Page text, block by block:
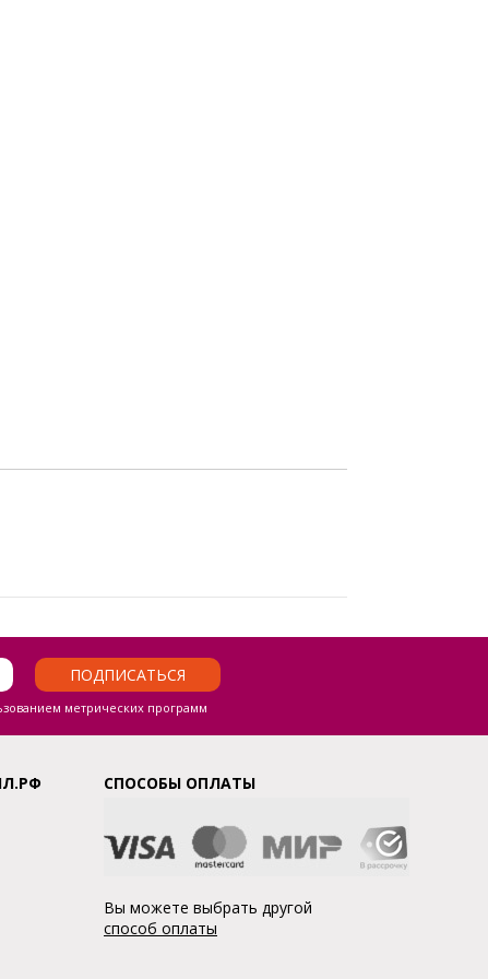
ПОДПИСАТЬСЯ
метрических программ
СПОСОБЫ ОПЛАТЫ
Вы можете выбрать другой
способ оплаты